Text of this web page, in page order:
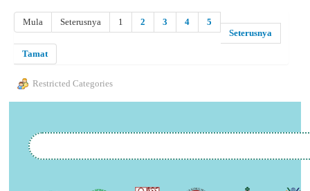
Mula Seterusnya 1 2 3 4
5
Seterusnya
Tamat
Restricted Categories